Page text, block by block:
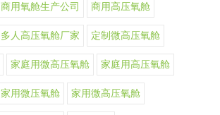
商用氧舱生产公司 商用高压氧舱
多人高压氧舱厂家 定制微高压氧舱
家庭用微高压氧舱 家庭用高压氧舱
家用微压氧舱 家用微高压氧舱